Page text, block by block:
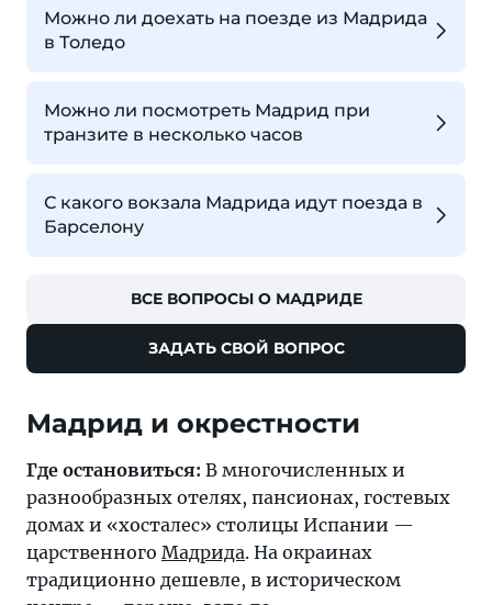
Можно ли доехать на поезде из Мадрида
в Толедо
Можно ли посмотреть Мадрид при
транзите в несколько часов
С какого вокзала Мадрида идут поезда в
Барселону
ВСЕ ВОПРОСЫ О МАДРИДЕ
ЗАДАТЬ СВОЙ ВОПРОС
Мадрид и окрестности
Где остановиться: В многочисленных и
разнообразных отелях, пансионах, гостевых
домах и «хосталес» столицы Испании —
царственного Мадрида. На окраинах
традиционно дешевле, в историческом